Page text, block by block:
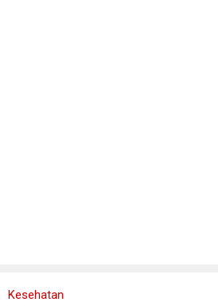
Kesehatan